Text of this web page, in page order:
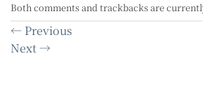
Both comments and trackbacks are
← Previous
Next→